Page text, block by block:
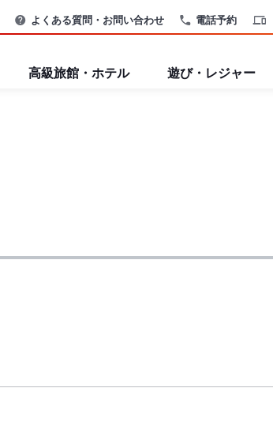
電話予約
よくある質問・お問い合わせ
高級旅館・ホテル 遊び・レジャー